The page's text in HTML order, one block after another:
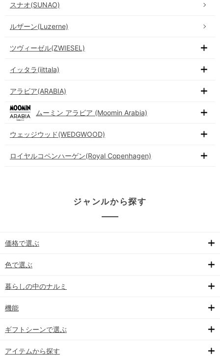
スナオ(SUNAO)
ルザーン(Luzerne)
ツヴィーゼル(ZWIESEL)
イッタラ(iittala)
アラビア(ARABIA)
ムーミン アラビア (Moomin Arabia)
ウェッジウッド(WEDGWOOD)
ロイヤルコペンハーゲン(Royal Copenhagen)
ジャンルから探す
価格で選ぶ
色で選ぶ
暮らしの中のナルミ
機能
ギフトシーンで選ぶ
アイテムから探す